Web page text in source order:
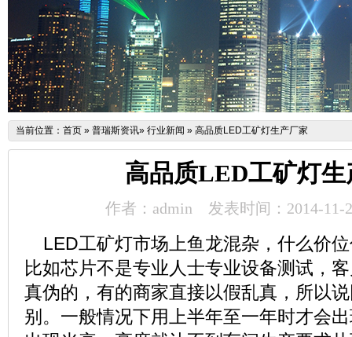
当前位置： 首页 » 普瑞斯资讯» 行业新闻 » 高品质LED工矿灯生产厂家
高品质LED工矿灯生
作者：admin 发表时间：2014-11-
LED工矿灯市场上鱼龙混杂，什么价
比如芯片不是专业人士专业设备测试，
真伪的， 有的商家直接以假乱真，所以说
别 。一般情况下用上半年至一年时才会